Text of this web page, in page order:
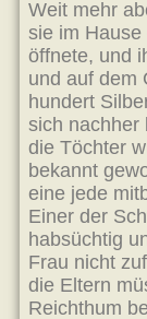
Weit mehr
sie im Hause
öffnete, und
und auf dem
hundert
sich nachher
die Töchter
bekannt
eine jede
Einer der
habsüchtig
Frau nicht
die Eltern
Reichthum